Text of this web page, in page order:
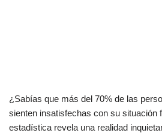
¿Sabías que más del 70% de las
sienten insatisfechas con su situación
estadística revela una realidad